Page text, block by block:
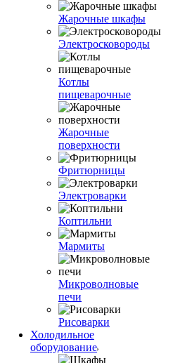
Жарочные шкафы
Электросковороды
Котлы
пищеварочные
Жарочные
поверхности
Фритюрницы
Электроварки
Коптильни
Мармиты
Микроволновые
печи
Рисоварки
Холодильное
оборудование